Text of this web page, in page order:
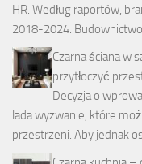
HR. Według raportów,
2018-2024.
Czarna ściana w
przytłoczyć
Decyzja o
lada wyzwanie, które
przestrzeni. Aby jednak